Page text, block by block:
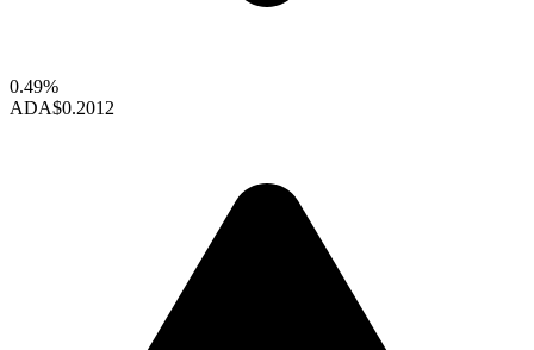
0.49%
ADA$0.2012